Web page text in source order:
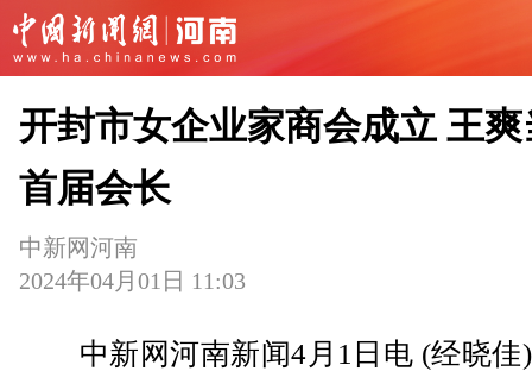
开封市女企业家商会成立 王
首届会长
中新网河南
2024年04月01日 11:03
中新网河南新闻4月1日电 (经晓佳